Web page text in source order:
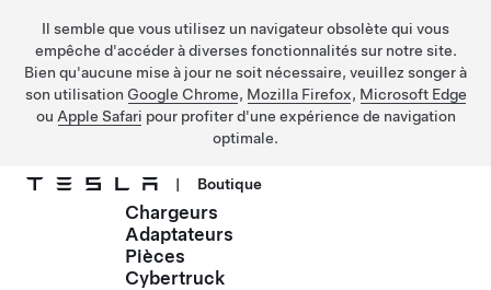
Il semble que vous utilisez un navigateur obsolète qui vous
empêche d'accéder à diverses fonctionnalités sur notre site.
Bien qu'aucune mise à jour ne soit nécessaire, veuillez songer à
son utilisation Google Chrome, Mozilla Firefox, Microsoft Edge
ou Apple Safari pour profiter d'une expérience de navigation
optimale.
Passez au contenu principal
| Boutique
Chargeurs
Adaptateurs
Pièces
Cybertruck